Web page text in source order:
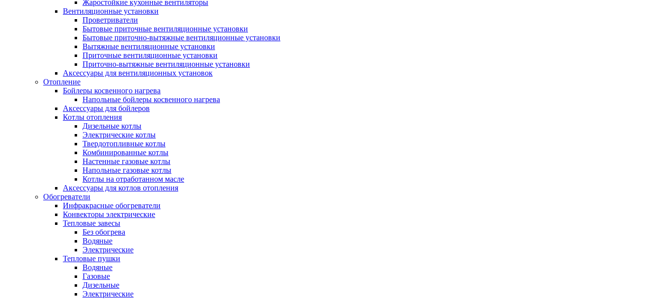
Жаростойкие кухонные вентиляторы
Вентиляционные установки
Проветриватели
Бытовые приточные вентиляционные установки
Бытовые приточно-вытяжные вентиляционные установки
Вытяжные вентиляционные установки
Приточные вентиляционные установки
Приточно-вытяжные вентиляционные установки
Аксессуары для вентиляционных установок
Отопление
Бойлеры косвенного нагрева
Напольные бойлеры косвенного нагрева
Аксессуары для бойлеров
Котлы отопления
Дизельные котлы
Электрические котлы
Твердотопливные котлы
Комбинированные котлы
Настенные газовые котлы
Напольные газовые котлы
Котлы на отработанном масле
Аксессуары для котлов отопления
Обогреватели
Инфракрасные обогреватели
Конвекторы электрические
Тепловые завесы
Без обогрева
Водяные
Электрические
Тепловые пушки
Водяные
Газовые
Дизельные
Электрические